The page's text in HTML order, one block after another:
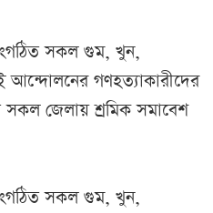
সকল গুম, খুন,
আন্দোলনের গণহত্যাকারীদের
সকল জেলায় শ্রমিক সমাবেশ
সকল গুম, খুন,